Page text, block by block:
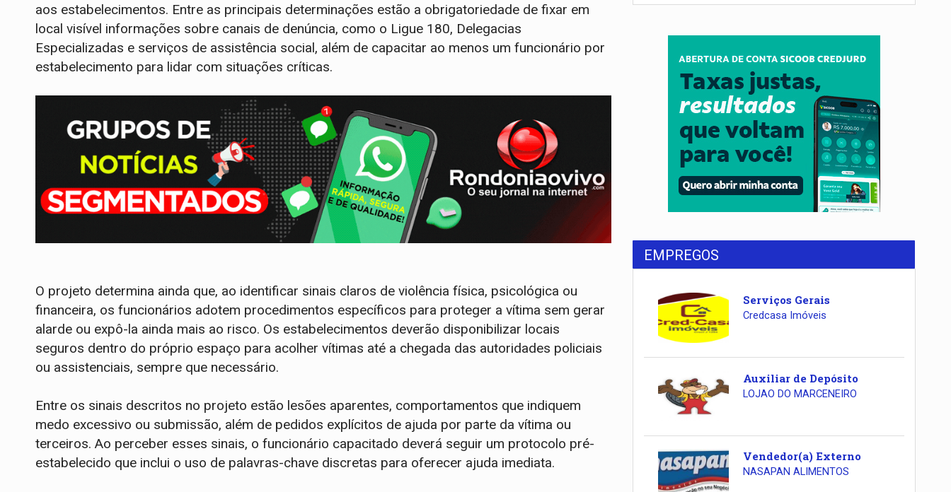
aos estabelecimentos. Entre as principais determinações estão a obrigatoriedade de fixar em
local visível informações sobre canais de denúncia, como o Ligue 180, Delegacias
Especializadas e serviços de assistência social, além de capacitar ao menos um funcionário por
estabelecimento para lidar com situações críticas.
O projeto determina ainda que, ao identificar sinais claros de violência física, psicológica ou
financeira, os funcionários adotem procedimentos específicos para proteger a vítima sem gerar
alarde ou expô-la ainda mais ao risco. Os estabelecimentos deverão disponibilizar locais
seguros dentro do próprio espaço para acolher vítimas até a chegada das autoridades policiais
ou assistenciais, sempre que necessário.
Entre os sinais descritos no projeto estão lesões aparentes, comportamentos que indiquem
medo excessivo ou submissão, além de pedidos explícitos de ajuda por parte da vítima ou
terceiros. Ao perceber esses sinais, o funcionário capacitado deverá seguir um protocolo pré-
estabelecido que inclui o uso de palavras-chave discretas para oferecer ajuda imediata.
EMPREGOS
Serviços Gerais
Credcasa Imóveis
Auxiliar de Depósito
LOJAO DO MARCENEIRO
Vendedor(a) Externo
NASAPAN ALIMENTOS